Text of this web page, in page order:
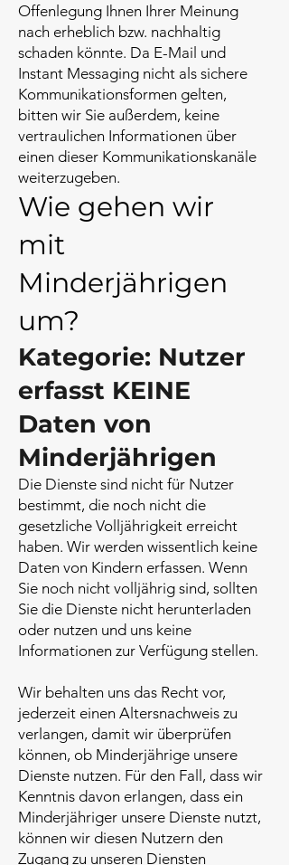
Offenlegung Ihnen Ihrer Meinung
nach erheblich bzw. nachhaltig
schaden könnte. Da E-Mail und
Instant Messaging nicht als sichere
Kommunikationsformen gelten,
bitten wir Sie außerdem, keine
vertraulichen Informationen über
einen dieser Kommunikationskanäle
weiterzugeben.
Wie gehen wir
mit
Minderjährigen
um?
Kategorie: Nutzer
erfasst KEINE
Daten von
Minderjährigen
Die Dienste sind nicht für Nutzer
bestimmt, die noch nicht die
gesetzliche Volljährigkeit erreicht
haben. Wir werden wissentlich keine
Daten von Kindern erfassen. Wenn
Sie noch nicht volljährig sind, sollten
Sie die Dienste nicht herunterladen
oder nutzen und uns keine
Informationen zur Verfügung stellen.
Wir behalten uns das Recht vor,
jederzeit einen Altersnachweis zu
verlangen, damit wir überprüfen
können, ob Minderjährige unsere
Dienste nutzen. Für den Fall, dass wir
Kenntnis davon erlangen, dass ein
Minderjähriger unsere Dienste nutzt,
können wir diesen Nutzern den
Zugang zu unseren Diensten